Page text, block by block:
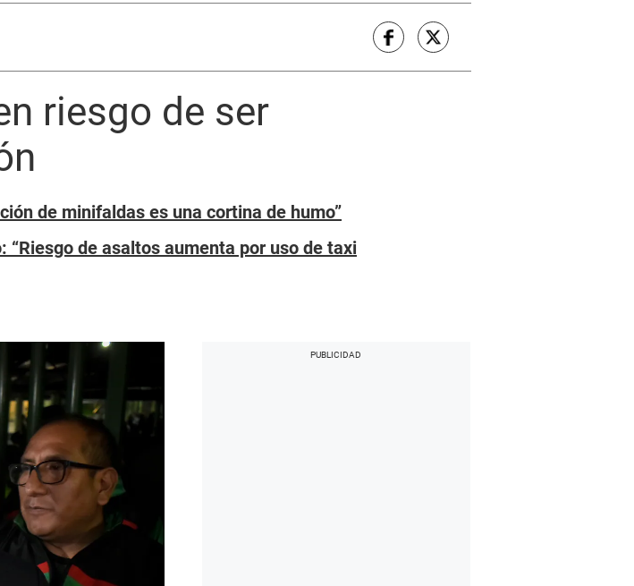
riesgo de ser
de minifaldas es una cortina de humo”
“Riesgo de asaltos aumenta por uso de taxi